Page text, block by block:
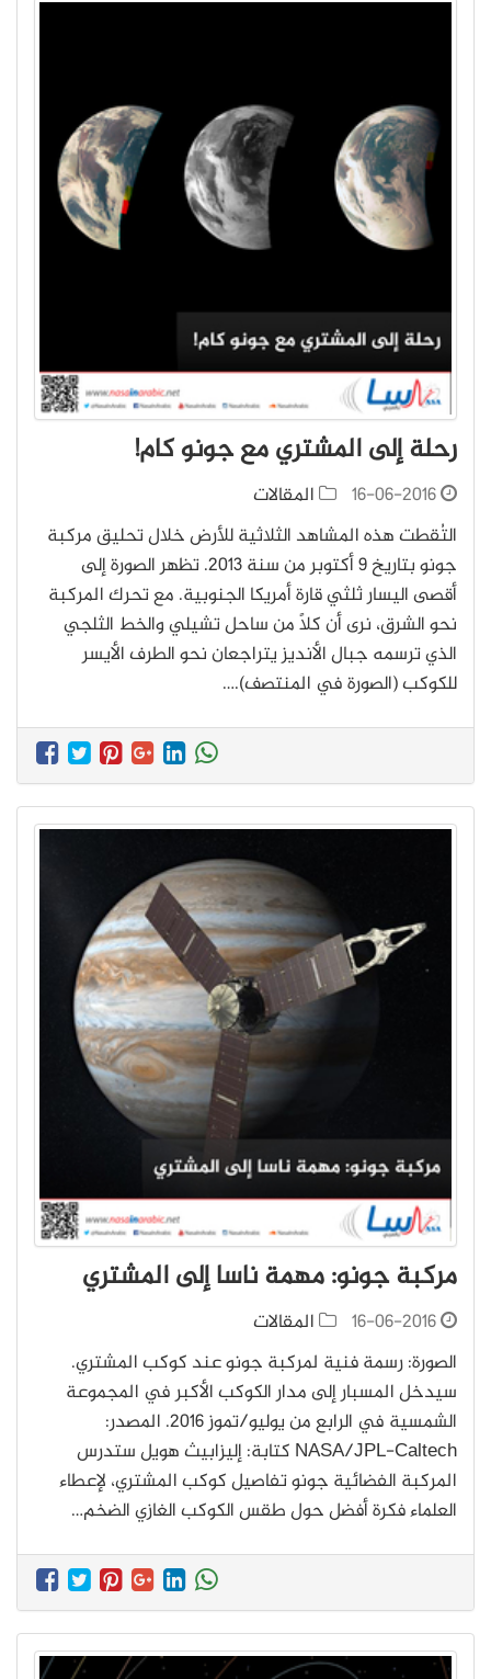
رحلة إلى المشتري مع جونو كام!
16-06-2016
المقالات
التُقطت هذه المشاهد الثلاثية للأرض خلال تحليق مركبة
جونو بتاريخ 9 أكتوبر من سنة 2013. تظهر الصورة إلى
أقصى اليسار ثلثي قارة أمريكا الجنوبية. مع تحرك المركبة
نحو الشرق، نرى أن كلاً من ساحل تشيلي والخط الثلجي
الذي ترسمه جبال الأنديز يتراجعان نحو الطرف الأيسر
للكوكب (الصورة في المنتصف).…
مركبة جونو: مهمة ناسا إلى المشتري
16-06-2016
المقالات
الصورة: رسمة فنية لمركبة جونو عند كوكب المشتري.
سيدخل المسبار إلى مدار الكوكب الأكبر في المجموعة
الشمسية في الرابع من يوليو/تموز 2016. المصدر:
NASA/JPL-Caltech كتابة: إليزابيث هويل ستدرس
المركبة الفضائية جونو تفاصيل كوكب المشتري، لإعطاء
العلماء فكرة أفضل حول طقس الكوكب الغازي الضخم…